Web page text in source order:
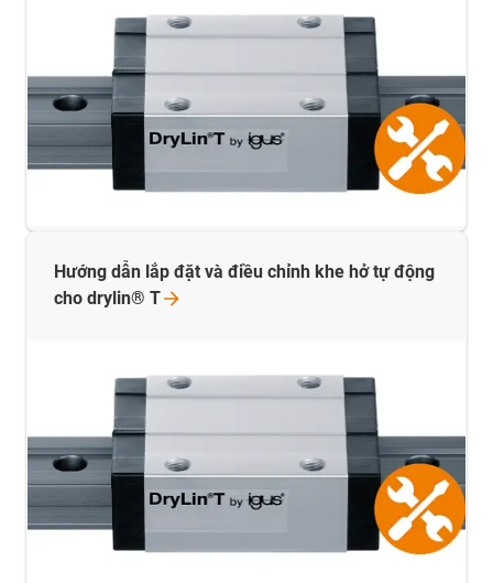
Hướng dẫn lắp đặt và điều chỉnh khe hở tự động
cho drylin® T